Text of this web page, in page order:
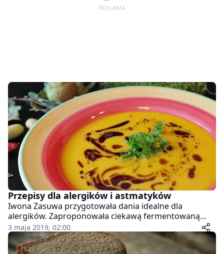
Przepisy dla alergików i astmatyków
Iwona Zasuwa przygotowała dania idealne dla
alergików. Zaproponowała ciekawą fermentowaną
lemoniadę z ananasa. A jak ugotować zupę z
pieczonych warzyw? Wiele przepisów pochodzi z jej
książki kucharskiej. Pokazała również, w jaki sposób
3 maja 2019, 02:00